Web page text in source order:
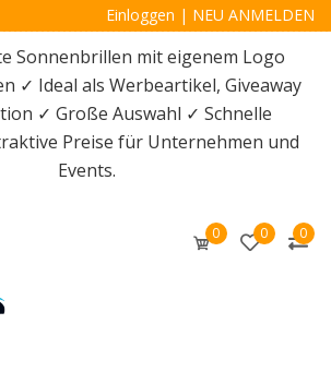
Einloggen | NEU ANMELDEN
Sonnenbrillen mit eigenem Logo
✓ Ideal als Werbeartikel, Giveaway
✓ Große Auswahl ✓ Schnelle
Preise für Unternehmen und
Events.
0 0 0